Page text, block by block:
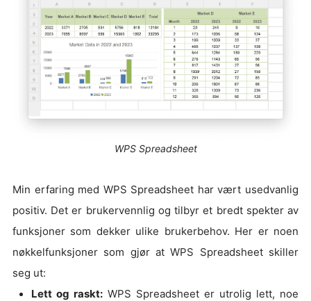
WPS Spreadsheet
Min erfaring med WPS Spreadsheet har vært usedvanlig
positiv. Det er brukervennlig og tilbyr et bredt spekter av
funksjoner som dekker ulike brukerbehov. Her er noen
nøkkelfunksjoner som gjør at WPS Spreadsheet skiller
seg ut:
Lett og raskt: WPS Spreadsheet er utrolig lett, noe